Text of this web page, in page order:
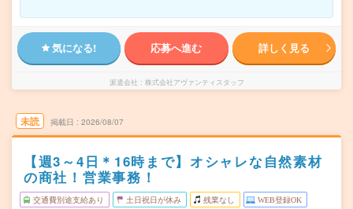
気になる! 応募へ進む 詳しく見る
派遣会社 株式会社アヴァンティスタッフ
未読 掲載日 2026/08/07
【週3～4日＊16時まで】オシャレな自然素材
の商社！営業事務！
交通費別途支給あり 土日祝日が休み 残業なし WEB登録OK